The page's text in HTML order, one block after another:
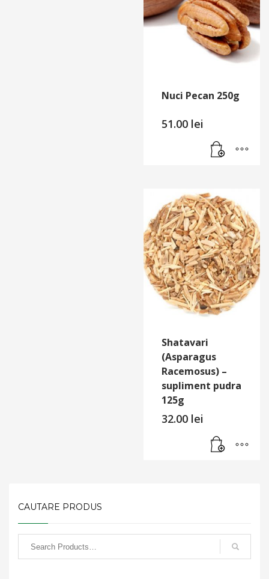
Nuci Pecan 250g
51.00 lei
Shatavari
(Asparagus
Racemosus) –
supliment pudra
125g
32.00 lei
CAUTARE PRODUS